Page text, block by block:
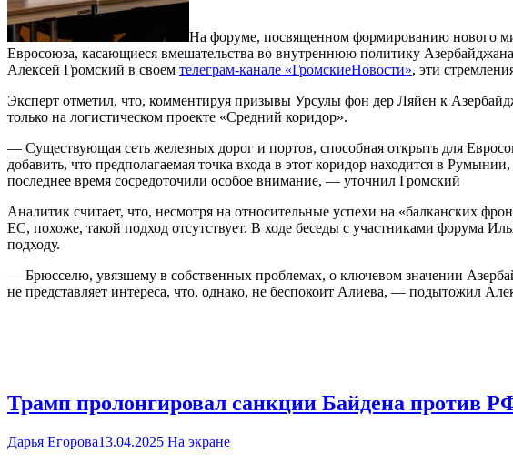
На форуме, посвященном формированию нового
Евросоюза, касающиеся вмешательства во внутреннюю политику
Алексей Громский в своем телеграм-канале «ГромскиеНовости», эти
Эксперт отметил, что, комментируя призывы Урсулы фон дер Ляйен к
только на логистическом проекте «Средний коридор».
— Существующая сеть железных дорог и портов, способная открыть для
добавить, что предполагаемая точка входа в этот коридор находится в
последнее время сосредоточили особое внимание, — уточнил Громский
Аналитик считает, что, несмотря на относительные успехи на «балканских
ЕС, похоже, такой подход отсутствует. В ходе беседы с участниками форума
подходу.
— Брюсселю, увязшему в собственных проблемах, о ключевом значении
не представляет интереса, что, однако, не беспокоит Алиева, — подытожил
Трамп пролонгировал санкции Байдена против
Дарья Егорова13.04.2025 На экране